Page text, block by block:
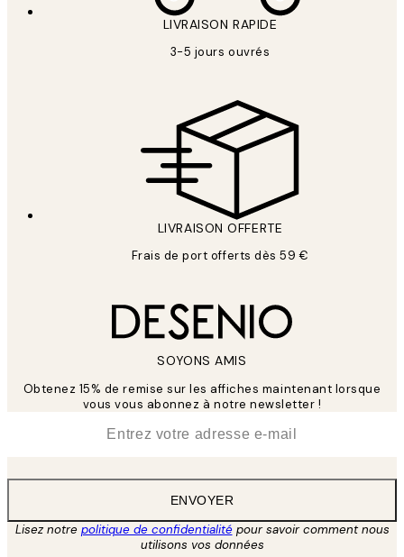
LIVRAISON RAPIDE
3-5 jours ouvrés
LIVRAISON OFFERTE
Frais de port offerts dès 59 €
SOYONS AMIS
Obtenez 15% de remise sur les affiches maintenant lorsque
vous vous abonnez à notre newsletter !
ENVOYER
Lisez notre politique de confidentialitépour savoir comment nous
utilisons vos données